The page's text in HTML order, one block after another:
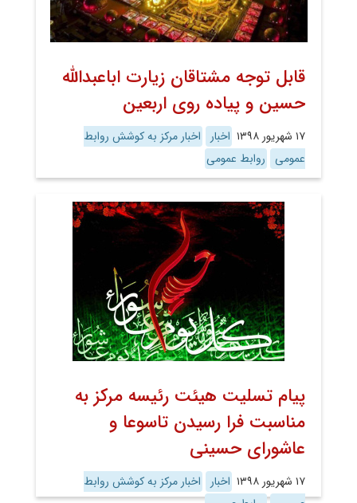
قابل توجه مشتاقان زیارت اباعبدالله
حسین و پیاده روی اربعین
۱۷ شهریور ۱۳۹۸ اخبار
اخبار مرکز به کوشش روابط
عمومی روابط عمومی
پیام تسلیت هیئت رئیسه مرکز به
مناسبت فرا رسیدن تاسوعا و
عاشورای حسینی
۱۷ شهریور ۱۳۹۸ اخبار
اخبار مرکز به کوشش روابط